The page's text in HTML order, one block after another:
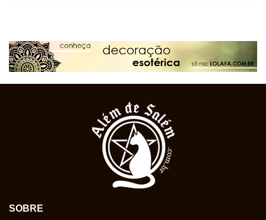
SOBRE